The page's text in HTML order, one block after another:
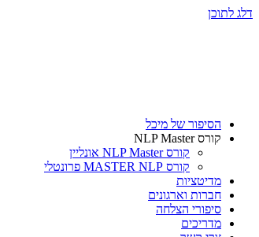
דלג לתוכן
הסיפור של מיכל
קורס NLP Master
קורס NLP Master אונליין
קורס MASTER NLP פרונטלי
מדיטציות
חברות וארגונים
סיפורי הצלחה
מדריכים